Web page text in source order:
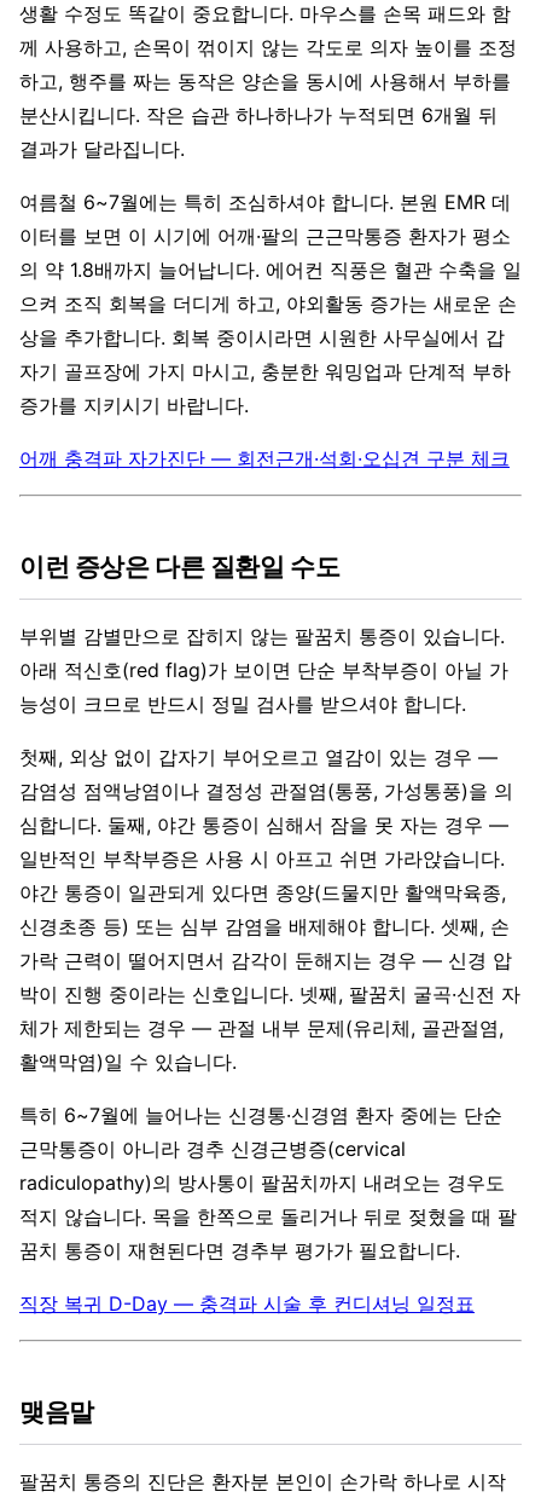
생활 수정도 똑같이 중요합니다. 마우스를 손목 패드와 함
께 사용하고, 손목이 꺾이지 않는 각도로 의자 높이를 조정
하고, 행주를 짜는 동작은 양손을 동시에 사용해서 부하를
분산시킵니다. 작은 습관 하나하나가 누적되면 6개월 뒤
결과가 달라집니다.
여름철 6~7월에는 특히 조심하셔야 합니다. 본원 EMR 데
이터를 보면 이 시기에 어깨·팔의 근근막통증 환자가 평소
의 약 1.8배까지 늘어납니다. 에어컨 직풍은 혈관 수축을 일
으켜 조직 회복을 더디게 하고, 야외활동 증가는 새로운 손
상을 추가합니다. 회복 중이시라면 시원한 사무실에서 갑
자기 골프장에 가지 마시고, 충분한 워밍업과 단계적 부하
증가를 지키시기 바랍니다.
어깨 충격파 자가진단 — 회전근개·석회·오십견 구분 체크
이런 증상은 다른 질환일 수도
부위별 감별만으로 잡히지 않는 팔꿈치 통증이 있습니다.
아래 적신호(red flag)가 보이면 단순 부착부증이 아닐 가
능성이 크므로 반드시 정밀 검사를 받으셔야 합니다.
첫째, 외상 없이 갑자기 부어오르고 열감이 있는 경우 —
감염성 점액낭염이나 결정성 관절염(통풍, 가성통풍)을 의
심합니다. 둘째, 야간 통증이 심해서 잠을 못 자는 경우 —
일반적인 부착부증은 사용 시 아프고 쉬면 가라앉습니다.
야간 통증이 일관되게 있다면 종양(드물지만 활액막육종,
신경초종 등) 또는 심부 감염을 배제해야 합니다. 셋째, 손
가락 근력이 떨어지면서 감각이 둔해지는 경우 — 신경 압
박이 진행 중이라는 신호입니다. 넷째, 팔꿈치 굴곡·신전 자
체가 제한되는 경우 — 관절 내부 문제(유리체, 골관절염,
활액막염)일 수 있습니다.
특히 6~7월에 늘어나는 신경통·신경염 환자 중에는 단순
근막통증이 아니라 경추 신경근병증(cervical
radiculopathy)의 방사통이 팔꿈치까지 내려오는 경우도
적지 않습니다. 목을 한쪽으로 돌리거나 뒤로 젖혔을 때 팔
꿈치 통증이 재현된다면 경추부 평가가 필요합니다.
직장 복귀 D-Day — 충격파 시술 후 컨디셔닝 일정표
맺음말
팔꿈치 통증의 진단은 환자분 본인이 손가락 하나로 시작